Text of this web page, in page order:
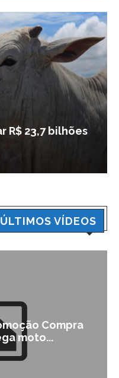
R$ 23,7 bilhões
ÚLTIMOS VÍDEOS
Compra
moto...